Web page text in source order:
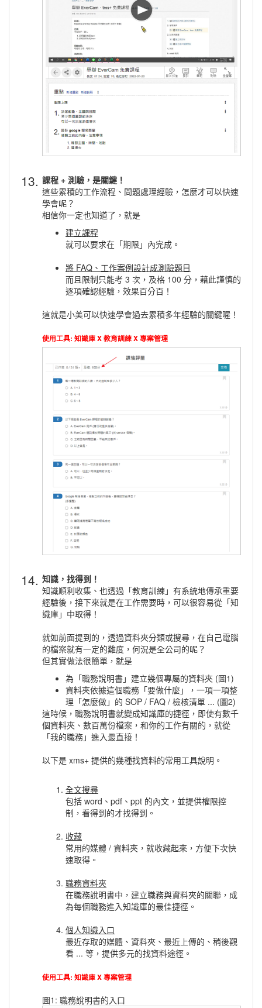
13. 課程 + 測驗，是關鍵！
這些累積的工作流程、問題處理經驗，怎麼才可以快速
學會呢？
相信你一定也知道了，就是
建立課程
就可以要求在「期限」內完成。
將 FAQ、工作案例設計成測驗題目
而且限制只能考 3 次，及格 100 分，藉此謹慎的
逐項確認經驗，效果百分百！
這就是小美可以快速學會過去累積多年經驗的關鍵喔！
使用工具: 知識庫 X 教育訓練 X 專案管理
14. 知識，找得到！
知識順利收集、也透過「教育訓練」有系統地傳承重要
經驗後，接下來就是在工作需要時，可以很容易從「知
識庫」中取得！
就如前面提到的，透過資料夾分類或搜尋，在自己電腦
的檔案就有一定的難度，何況是全公司的呢？
但其實做法很簡單，就是
為「職務說明書」建立幾個專屬的資料夾 (圖1)
資料夾依據這個職務「要做什麼」，一項一項整
理「怎麼做」的 SOP / FAQ / 檢核清單 ... (圖2)
這時候，職務說明書就變成知識庫的捷徑，即使有數千
個資料夾、數百萬份檔案，和你的工作有關的，就從
「我的職務」進入最直接！
以下是 xms+ 提供的幾種找資料的常用工具說明。
全文搜尋
包括 word、pdf、ppt 的內文，並提供權限控
制，看得到的才找得到。
收藏
常用的媒體 / 資料夾，就收藏起來，方便下次快
速取得。
職務資料夾
在職務說明書中，建立職務與資料夾的關聯，成
為每個職務進入知識庫的最佳捷徑。
個人知識入口
最近存取的媒體、資料夾、最近上傳的、稍後觀
看 ... 等，提供多元的找資料途徑。
使用工具: 知識庫 X 專案管理
圖1: 職務說明書的入口